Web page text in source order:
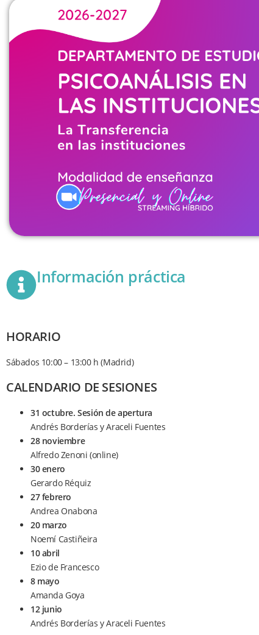
Información práctica
HORARIO
Sábados 10:00 – 13:00 h (Madrid)
CALENDARIO DE SESIONES
31 octubre. Sesión de apertura
Andrés Borderías y Araceli Fuentes
28 noviembre
Alfredo Zenoni (online)
30 enero
Gerardo Réquiz
27 febrero
Andrea Onabona
20 marzo
Noemí Castiñeira
10 abril
Ezio de Francesco
8 mayo
Amanda Goya
12 junio
Andrés Borderías y Araceli Fuentes